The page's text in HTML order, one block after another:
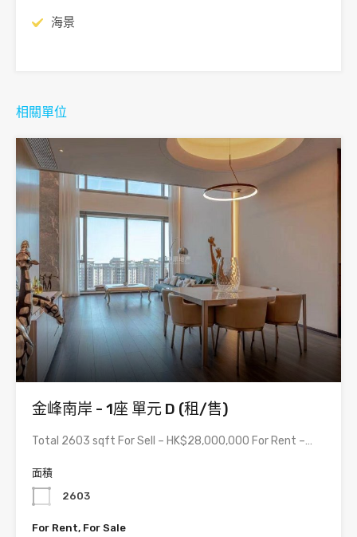
海景
相關單位
金峰南岸 - 1座 單元 D (租/售)
Total 2603 sqft For Sell – HK$28,000,000 For Rent –…
面積
2603
For Rent, For Sale